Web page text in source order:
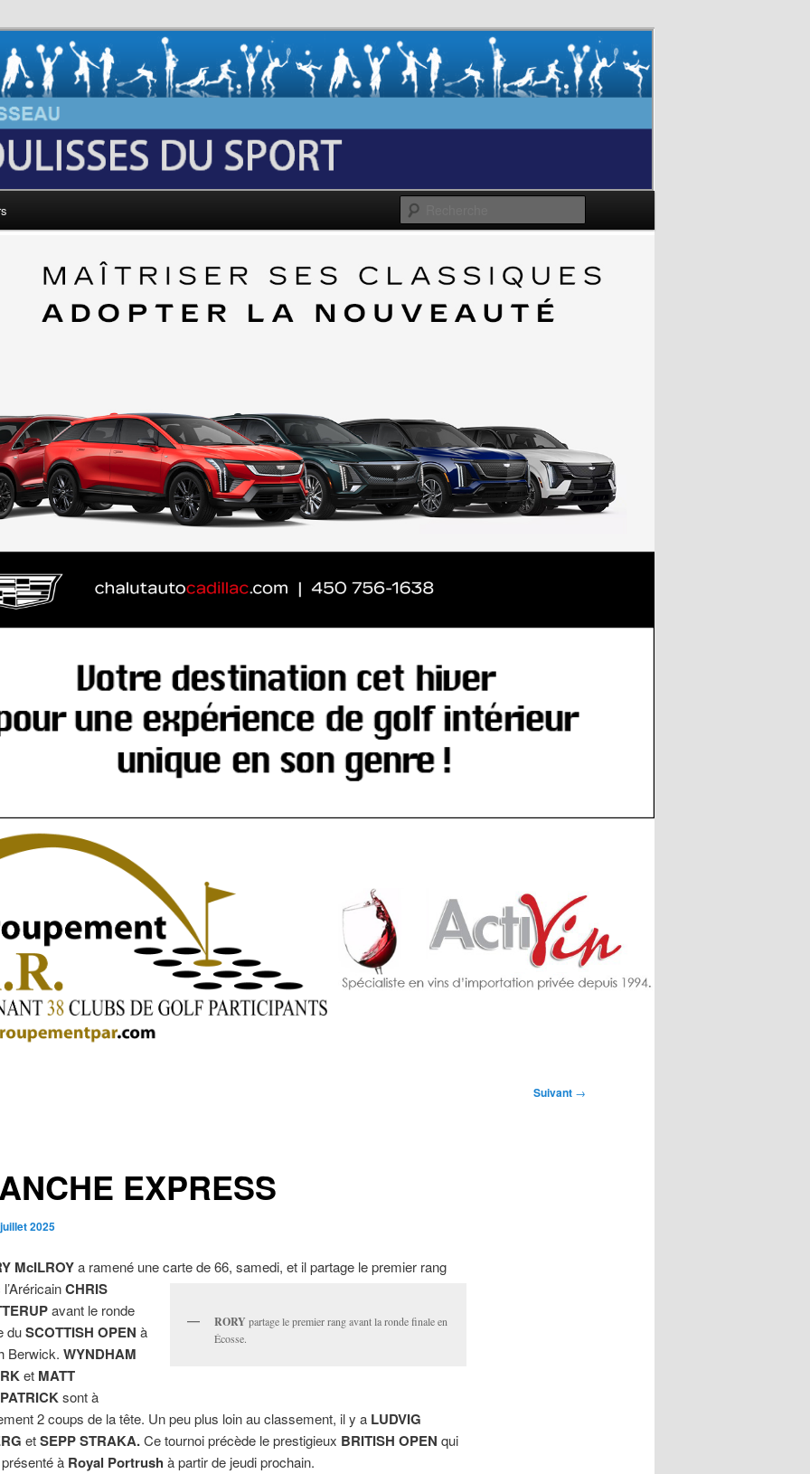
Les Coulisses du Sport
Suivant →
EXPRESS
2025
McILROYa ramené une carte de 66, samedi, et il partage le premier rang
RORY partage le premier rang avant la ronde finale en
Écosse.
CHRIS
avant le ronde
duSCOTTISH OPEN à
Berwick.WYNDHAM
et MATT
sont à
2 coups de la tête. Un peu plus loin au classement, il y a LUDVIG
etSEPP STRAKA.Ce tournoi précède le prestigieux BRITISH OPEN qui
à Royal Portrush à partir de jeudi prochain.